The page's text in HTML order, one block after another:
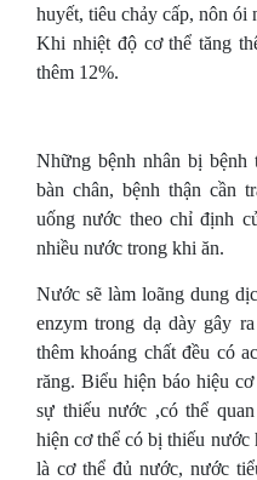
huyết, tiêu chảy cấp, nôn ói
Khi nhiệt độ cơ thể tăng
thêm 12%.
Những bệnh nhân bị bệnh
bàn chân, bệnh thận cần
uống nước theo chỉ định
nhiều nước trong khi ăn.
Nước sẽ làm loãng dung
enzym trong dạ dày gây
thêm khoáng chất đều có
răng. Biểu hiện báo hiệu
sự thiếu nước ,có thể
hiện cơ thể có bị thiếu
là cơ thể đủ nước, nước